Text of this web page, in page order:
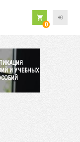
0
И УЧЕБНЫХ